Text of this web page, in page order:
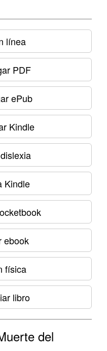
línea
PDF
ePub
Kindle
Kindle
ebook
física
libro
del